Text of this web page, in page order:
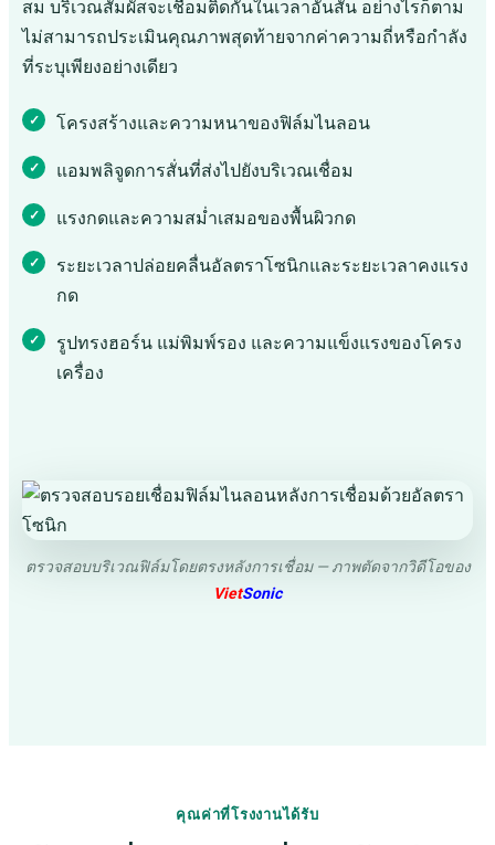
สม บริเวณสัมผัสจะเชื่อมติดกันในเวลาอันสั้น อย่างไรก็ตาม
ไม่สามารถประเมินคุณภาพสุดท้ายจากค่าความถี่หรือกำลัง
ที่ระบุเพียงอย่างเดียว
โครงสร้างและความหนาของฟิล์มไนลอน
แอมพลิจูดการสั่นที่ส่งไปยังบริเวณเชื่อม
แรงกดและความสม่ำเสมอของพื้นผิวกด
ระยะเวลาปล่อยคลื่นอัลตราโซนิกและระยะเวลาคงแรง
กด
รูปทรงฮอร์น แม่พิมพ์รอง และความแข็งแรงของโครง
เครื่อง
ตรวจสอบบริเวณฟิล์มโดยตรงหลังการเชื่อม — ภาพตัดจากวิดีโอของ
VietSonic
คุณค่าที่โรงงานได้รับ